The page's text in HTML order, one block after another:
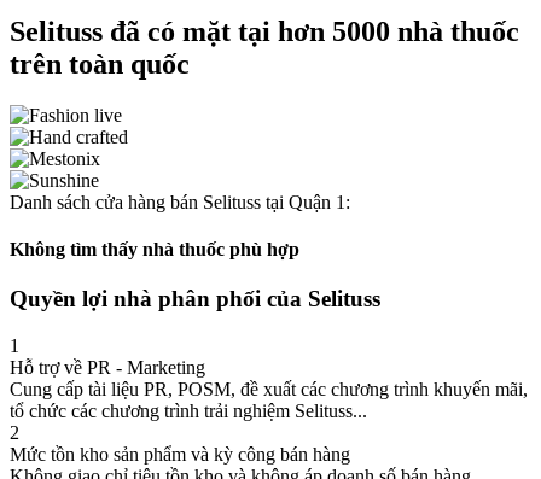
Selituss đã có mặt tại hơn 5000 nhà thuốc
trên toàn quốc
Danh sách cửa hàng bán Selituss tại Quận 1:
Không tìm thấy nhà thuốc phù hợp
Quyền lợi nhà phân phối của Selituss
1
Hỗ trợ về PR - Marketing
Cung cấp tài liệu PR, POSM, đề xuất các chương trình khuyến mãi,
tổ chức các chương trình trải nghiệm Selituss...
2
Mức tồn kho sản phẩm và kỳ công bán hàng